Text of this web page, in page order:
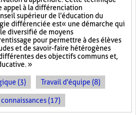
appel à la différenciation
supérieur de l'éducation du
différenciée est « une démarche qui
diversifié de moyens
pour permettre à des élèves
et de savoir-faire hétérogènes
des objectifs communs et,
»
(3) Travail d'équipe (8)
(17)